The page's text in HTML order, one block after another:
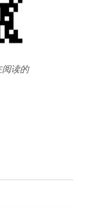
阅读的